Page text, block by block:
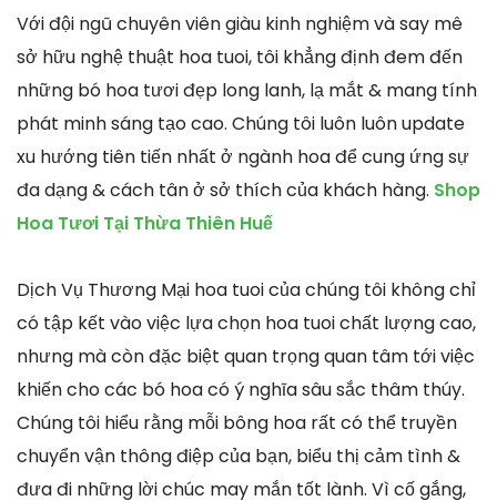
Với đội ngũ chuyên viên giàu kinh nghiệm và say mê
sở hữu nghệ thuật hoa tuoi, tôi khẳng định đem đến
những bó hoa tươi đẹp long lanh, lạ mắt & mang tính
phát minh sáng tạo cao. Chúng tôi luôn luôn update
xu hướng tiên tiến nhất ở ngành hoa để cung ứng sự
đa dạng & cách tân ở sở thích của khách hàng. Shop
Hoa Tươi Tại Thừa Thiên Huế
Dịch Vụ Thương Mại hoa tuoi của chúng tôi không chỉ
có tập kết vào việc lựa chọn hoa tuoi chất lượng cao,
nhưng mà còn đặc biệt quan trọng quan tâm tới việc
khiến cho các bó hoa có ý nghĩa sâu sắc thâm thúy.
Chúng tôi hiểu rằng mỗi bông hoa rất có thể truyền
chuyển vận thông điệp của bạn, biểu thị cảm tình &
đưa đi những lời chúc may mắn tốt lành. Vì cố gắng,